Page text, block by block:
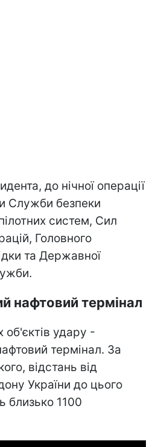
до нічної операції
Служби безпеки
систем, Сил
Головного
та Державної
нафтовий термінал
об'єктів удару -
термінал. За
відстань від
України до цього
близько 1100